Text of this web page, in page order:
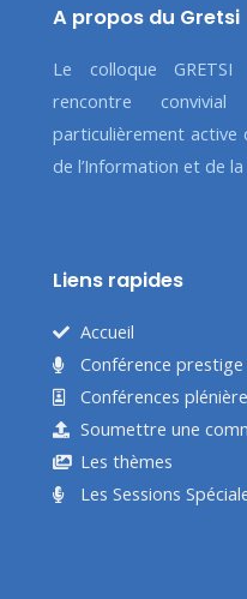
A propos du Gretsi
Le colloque
rencontre
particulièrement active
de l’Information et de
Liens rapides
Accueil
Conférence prestige
Conférences
Soumettre une
Les thèmes
Les Sessions